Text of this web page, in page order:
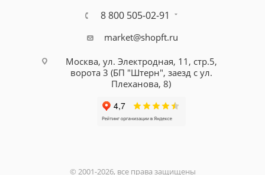
8 800 505-02-91
market@shopft.ru
Москва, ул. Электродная, 11, стр.5,
ворота 3 (БП "Штерн", заезд с ул.
Плеханова, 8)
© 2001-2026, все права защищены